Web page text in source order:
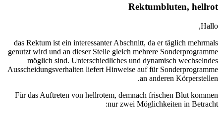
Rektumbluten, hellrot
Hallo,
das Rektum ist ein interessanter Abschnitt, da er täglich mehrmals
genutzt wird und an dieser Stelle gleich mehrere Sonderprogramme
möglich sind. Unterschiedliches und dynamisch wechselndes
Ausscheidungsverhalten liefert Hinweise auf für Sonderprogramme
an anderen Körperstellen.
Für das Auftreten von hellrotem, demnach frischen Blut kommen
nur zwei Möglichkeiten in Betracht: